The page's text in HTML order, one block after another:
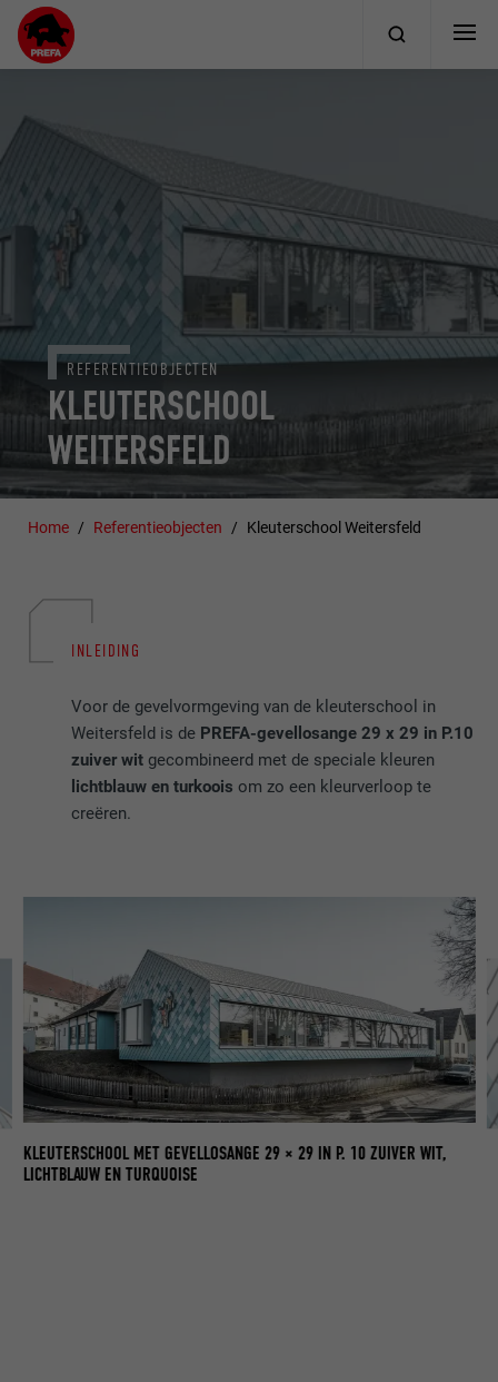
KLEUTERSCHOOL
WEITERSFELD
REFERENTIEOBJECTEN
Home Referentieobjecten Kleuterschool Weitersfeld
INLEIDING
Voor de gevelvormgeving van de kleuterschool in
Weitersfeld is de PREFA-gevellosange 29 x 29 in P.10
zuiver wit gecombineerd met de speciale kleuren
lichtblauw en turkoois om zo een kleurverloop te
creëren.
KLEUTERSCHOOL MET GEVELLOSANGE 29 × 29 IN P. 10 ZUIVER WIT,
LICHTBLAUW EN TURQUOISE